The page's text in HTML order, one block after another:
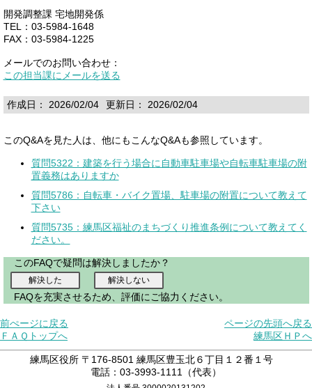
開発調整課 宅地開発係
TEL：03-5984-1648
FAX：03-5984-1225
メールでのお問い合わせ：
この担当課にメールを送る
作成日： 2026/02/04 更新日： 2026/02/04
このQ&Aを見た人は、他にもこんなQ&Aも参照しています。
質問5322：建築を行う場合に自動車駐車場や自転車駐車場の附
置義務はありますか
質問5786：自転車・バイク置場、駐車場の附置について教えて
下さい
質問5735：練馬区福祉のまちづくり推進条例について教えてく
ださい。
このFAQで疑問は解決しましたか？
FAQを充実させるため、評価にご協力ください。
前ぺージに戻る
ページの先頭へ戻る
ＦＡＱトップへ
練馬区ＨＰへ
練馬区役所 〒176-8501 練馬区豊玉北６丁目１２番１号
電話：03-3993-1111（代表）